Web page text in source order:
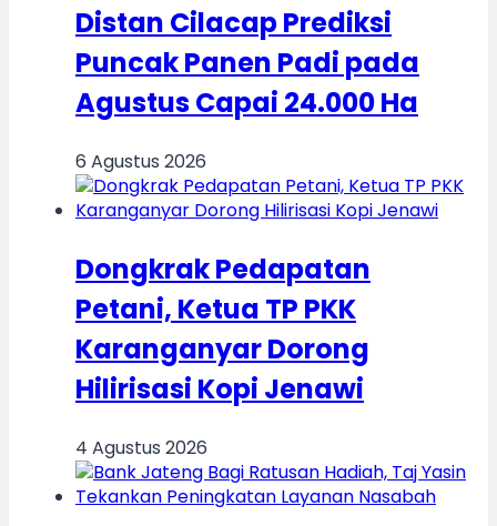
Distan Cilacap Prediksi
Puncak Panen Padi pada
Agustus Capai 24.000 Ha
6 Agustus 2026
Dongkrak Pedapatan
Petani, Ketua TP PKK
Karanganyar Dorong
Hilirisasi Kopi Jenawi
4 Agustus 2026